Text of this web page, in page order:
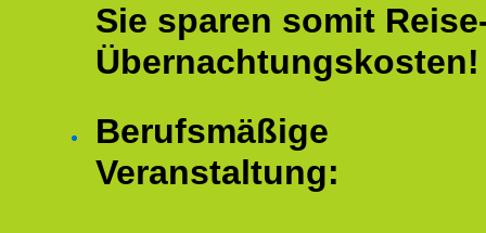
Sie sparen somit
Übernachtungskosten!
Berufsmäßige
Veranstaltung: